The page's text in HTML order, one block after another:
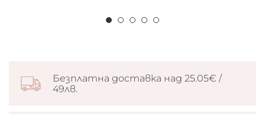
Безплатна доставка над 25.05€ /
49лв.